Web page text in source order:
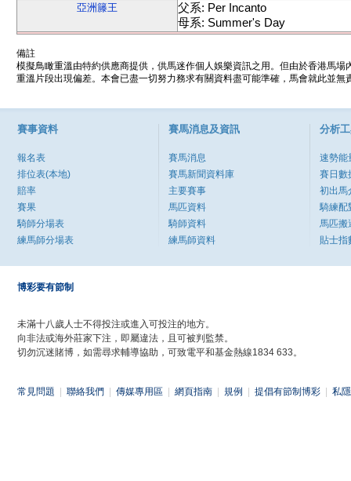
亞洲籐王
父系: Per Incanto
母系: Summer's Day
備註
模擬鳥瞰重溫由特約供應商提供，供馬迷作個人娛樂資訊之用。但由於香港馬
重溫片段出現偏差。本會已盡一切努力務求有關資料盡可能準確，馬會就此並
賽事資料
報名表
排位表(本地)
賠率
賽果
騎師分場表
練馬師分場表
賽馬消息及資訊
賽馬消息
賽馬新聞資料庫
主要賽事
馬匹資料
騎師資料
練馬師資料
分析
速勢能
賽日數
初出馬
騎練配
馬匹搬
貼士指
博彩要有節制
未滿十八歲人士不得投注或進入可投注的地方。
向非法或海外莊家下注，即屬違法，且可被判監禁。
切勿沉迷賭博，如需尋求輔導協助，可致電平和基金熱線1834 633。
常見問題 聯絡我們 傳媒專用區 網頁指南 規例 提倡有節制博彩 私